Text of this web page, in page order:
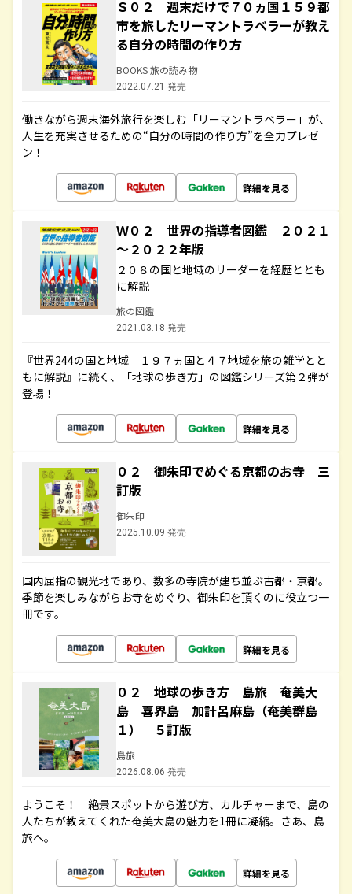
Ｓ０２ 週末だけで７０ヵ国１５９都
市を旅したリーマントラベラーが教え
る自分の時間の作り方
BOOKS 旅の読み物
2022.07.21 発売
働きながら週末海外旅行を楽しむ「リーマントラベラー」が、
人生を充実させるための“自分の時間の作り方”を全力プレゼ
ン！
詳細を見る
Ｗ０２ 世界の指導者図鑑 ２０２１
～２０２２年版
２０８の国と地域のリーダーを経歴ととも
に解説
旅の図鑑
2021.03.18 発売
『世界244の国と地域 １９７ヵ国と４７地域を旅の雑学とと
もに解説』に続く、「地球の歩き方」の図鑑シリーズ第２弾が
登場！
詳細を見る
０２ 御朱印でめぐる京都のお寺 三
訂版
御朱印
2025.10.09 発売
国内屈指の観光地であり、数多の寺院が建ち並ぶ古都・京都。
季節を楽しみながらお寺をめぐり、御朱印を頂くのに役立つ一
冊です。
詳細を見る
０２ 地球の歩き方 島旅 奄美大
島 喜界島 加計呂麻島（奄美群島
１） ５訂版
島旅
2026.08.06 発売
ようこそ！ 絶景スポットから遊び方、カルチャーまで、島の
人たちが教えてくれた奄美大島の魅力を1冊に凝縮。さあ、島
旅へ。
詳細を見る